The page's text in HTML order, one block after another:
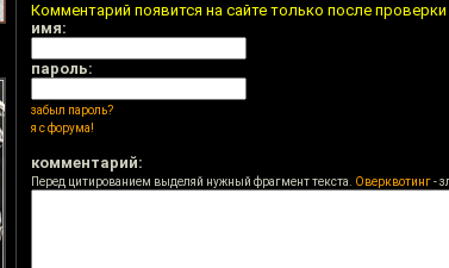
Комментарий появится на сайте только после
имя:
пароль:
забыл пароль?
я с форума!
комментарий:
Перед цитированием выделяй нужный фрагмент текста. Оверквотинг-